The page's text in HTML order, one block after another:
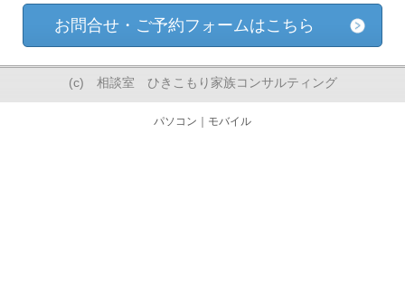
お問合せ・ご予約フォームはこちら
(c) 相談室 ひきこもり家族コンサルティング
パソコン ｜モバイル